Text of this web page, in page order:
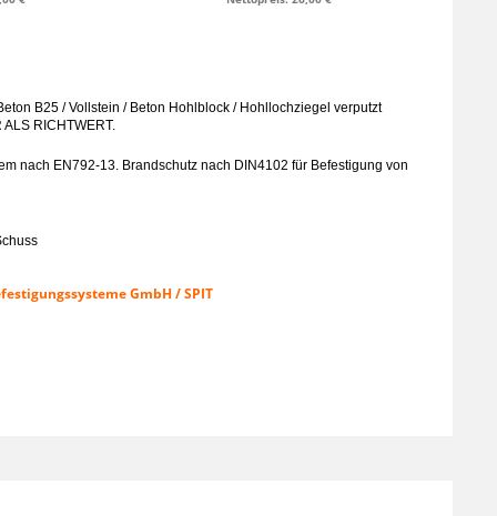
B25 / Vollstein / Beton Hohlblock / Hohllochziegel verputzt
RICHTWERT.
nach EN792-13. Brandschutz nach DIN4102 für Befestigung von
GmbH / SPIT